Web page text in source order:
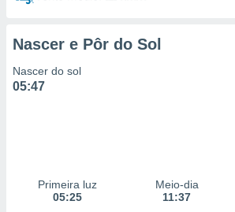
Nascer e Pôr do Sol
Nascer do sol
05:47
Primeira luz
05:25
Meio-dia
11:37